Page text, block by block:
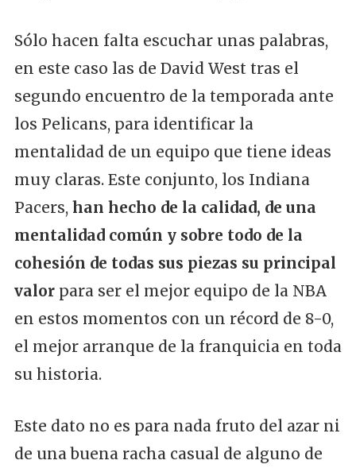
Sólo hacen falta escuchar unas palabras,
en este caso las de David West tras el
segundo encuentro de la temporada ante
los Pelicans, para identificar la
mentalidad de un equipo que tiene ideas
muy claras. Este conjunto, los Indiana
Pacers, han hecho de la calidad, de una
mentalidad común y sobre todo de la
cohesión de todas sus piezas su principal
valorpara ser el mejor equipo de la NBA
en estos momentos con un récord de 8-0,
el mejor arranque de la franquicia en toda
su historia.
Este dato no es para nada fruto del azar ni
de una buena racha casual de alguno de